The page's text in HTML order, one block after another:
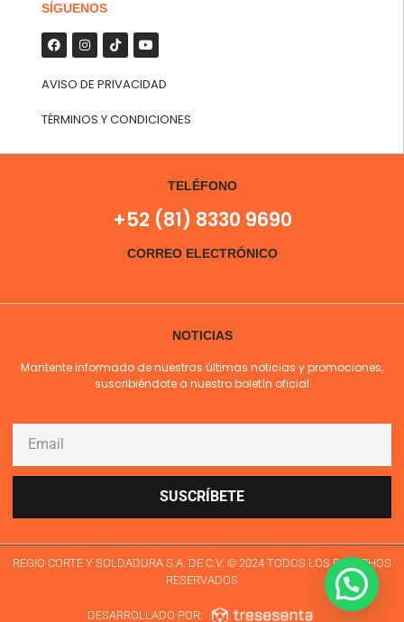
SÍGUENOS
AVISO DE PRIVACIDAD
TÉRMINOS Y CONDICIONES
TELÉFONO
+52 (81) 8330 9690
CORREO ELECTRÓNICO
NOTICIAS
Mantente informado de nuestras últimas noticias y promociones,
suscribiéndote a nuestro boletín oficial
SUSCRÍBETE
REGIO CORTE Y SOLDADURA S.A. DE C.V. © 2024 TODOS LOS DERECHOS
RESERVADOS
DESARROLLADO POR: